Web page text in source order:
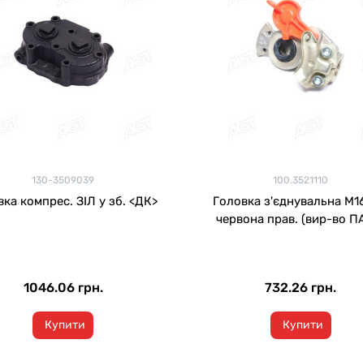
130-3509039
компрес. ЗІЛ у зб. <ДК>
1046.06 грн.
Купити
100.3521110
Головка з'єднувальна
червона прав. (вир-во
732.26 грн.
Купити